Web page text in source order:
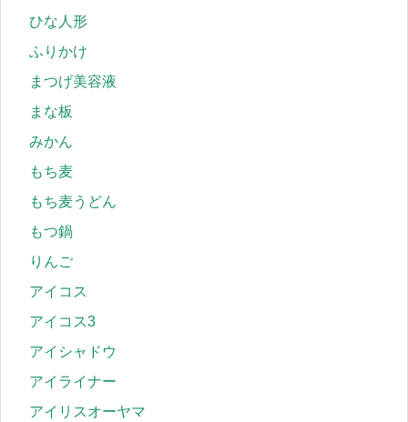
ひな人形
ふりかけ
まつげ美容液
まな板
みかん
もち麦
もち麦うどん
もつ鍋
りんご
アイコス
アイコス3
アイシャドウ
アイライナー
アイリスオーヤマ